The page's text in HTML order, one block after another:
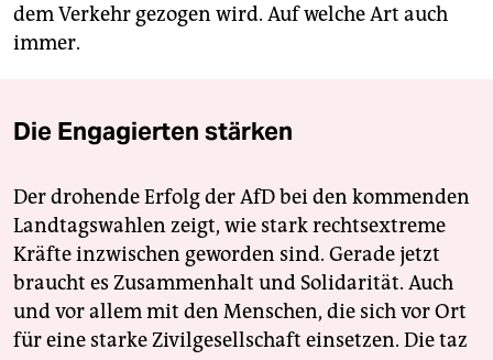
dem Verkehr gezogen wird. Auf welche Art auch
immer.
Die Engagierten stärken
Der drohende Erfolg der AfD bei den kommenden
Landtagswahlen zeigt, wie stark rechtsextreme
Kräfte inzwischen geworden sind. Gerade jetzt
braucht es Zusammenhalt und Solidarität. Auch
und vor allem mit den Menschen, die sich vor Ort
für eine starke Zivilgesellschaft einsetzen. Die taz